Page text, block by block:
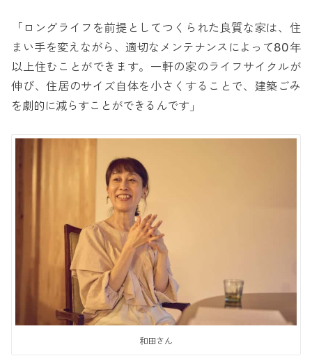
「ロングライフを前提としてつくられた良質な家は、住
まい手を変えながら、適切なメンテナンスによって80年
以上住むことができます。一軒の家のライフサイクルが
伸び、住居のサイズ自体を小さくすることで、建築ごみ
を劇的に減らすことができるんです」
和田さん